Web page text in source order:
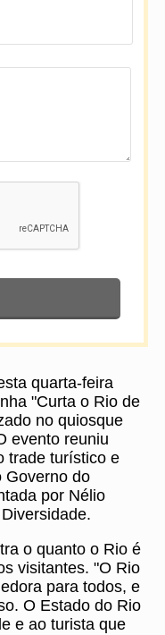
quarta-feira
"Curta o Rio de
no quiosque
evento reuniu
trade turístico e
Governo do
por Nélio
o quanto o Rio é
visitantes. "O Rio
para todos, e
O Estado do Rio
e ao turista que